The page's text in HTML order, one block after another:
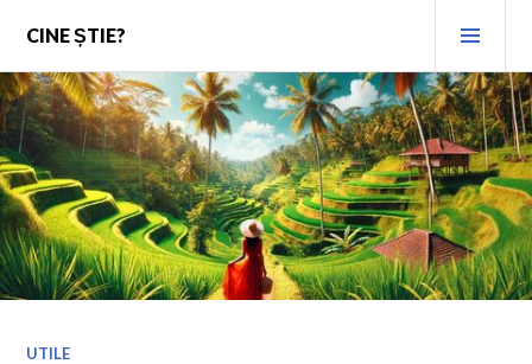
content
CINE ȘTIE?
UTILE